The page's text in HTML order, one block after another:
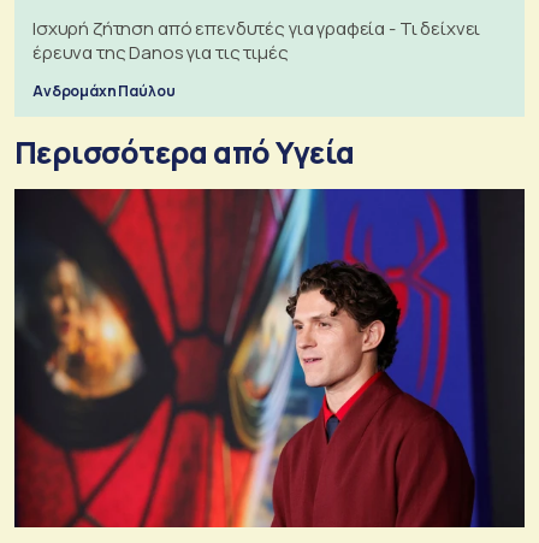
Ισχυρή ζήτηση από επενδυτές για γραφεία - Τι δείχνει
έρευνα της Danos για τις τιμές
Ανδρομάχη Παύλου
Περισσότερα από Υγεία